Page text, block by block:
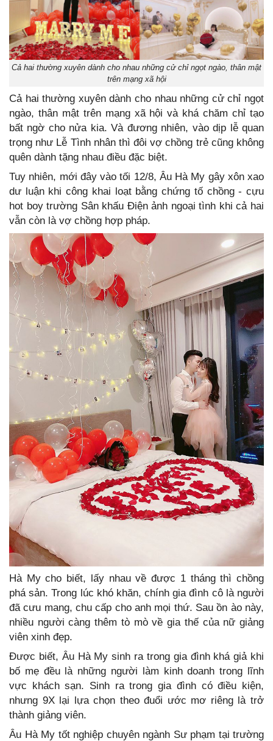
Cả hai thường xuyên dành cho nhau những cử chỉ ngọt ngào, thân mật
trên mạng xã hội
Cả hai thường xuyên dành cho nhau những cử chỉ ngọt
ngào, thân mật trên mạng xã hội và khá chăm chỉ tạo
bất ngờ cho nửa kia. Và đương nhiên, vào dịp lễ quan
trọng như Lễ Tình nhân thì đôi vợ chồng trẻ cũng không
quên dành tặng nhau điều đặc biệt.
Tuy nhiên, mới đây vào tối 12/8, Âu Hà My gây xôn xao
dư luận khi công khai loạt bằng chứng tố chồng - cựu
hot boy trường Sân khấu Điện ảnh ngoại tình khi cả hai
vẫn còn là vợ chồng hợp pháp.
Hà My cho biết, lấy nhau về được 1 tháng thì chồng
phá sản. Trong lúc khó khăn, chính gia đình cô là người
đã cưu mang, chu cấp cho anh mọi thứ. Sau ồn ào này,
nhiều người càng thêm tò mò về gia thế của nữ giảng
viên xinh đẹp.
Được biết, Âu Hà My sinh ra trong gia đình khá giả khi
bố mẹ đều là những người làm kinh doanh trong lĩnh
vực khách sạn. Sinh ra trong gia đình có điều kiện,
nhưng 9X lại lựa chọn theo đuổi ước mơ riêng là trở
thành giảng viên.
Âu Hà My tốt nghiệp chuyên ngành Sư phạm tại trường